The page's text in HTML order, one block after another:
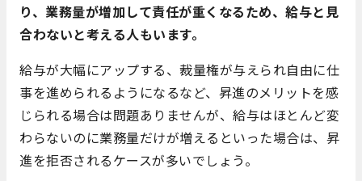
り、業務量が増加して責任が重くなるため、給与と見
合わないと考える人もいます。
給与が大幅にアップする、裁量権が与えられ自由に仕
事を進められるようになるなど、昇進のメリットを感
じられる場合は問題ありませんが、給与はほとんど変
わらないのに業務量だけが増えるといった場合は、昇
進を拒否されるケースが多いでしょう。